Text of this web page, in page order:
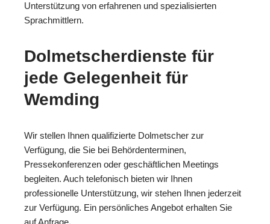
Unterstützung von erfahrenen und spezialisierten
Sprachmittlern.
Dolmetscherdienste für
jede Gelegenheit für
Wemding
Wir stellen Ihnen qualifizierte Dolmetscher zur
Verfügung, die Sie bei Behördenterminen,
Pressekonferenzen oder geschäftlichen Meetings
begleiten. Auch telefonisch bieten wir Ihnen
professionelle Unterstützung, wir stehen Ihnen jederzeit
zur Verfügung. Ein persönliches Angebot erhalten Sie
auf Anfrage.